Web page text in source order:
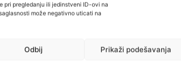
pri pregledanju ili jedinstveni ID-ovi na
može negativno uticati na
Odbij Prikaži podešavanja
izdvojiti i oduševljenjem
i Abdulahom Ibrakovićem koji
problema udovoljavali
momaka koji su Šampioni